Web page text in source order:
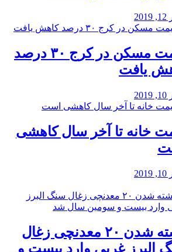
️قیمت مسکن در کرج ۳۰ درصد
یافت
خانه تا آخر سال کاهشی
کشته شدن ۲۰ معدنچی زغال
البرز غربی وارد بیست و